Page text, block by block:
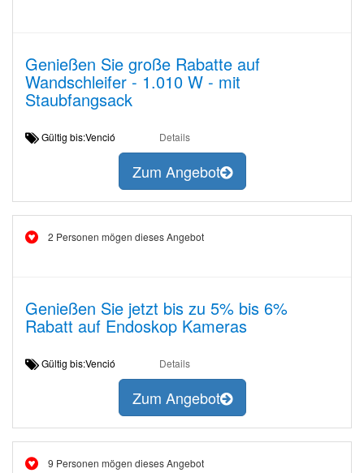
Genießen Sie große Rabatte auf
Wandschleifer - 1.010 W - mit
Staubfangsack
Gültig bis:Venció Details
Zum Angebot
2 Personen mögen dieses Angebot
Genießen Sie jetzt bis zu 5% bis 6%
Rabatt auf Endoskop Kameras
Gültig bis:Venció Details
Zum Angebot
9 Personen mögen dieses Angebot